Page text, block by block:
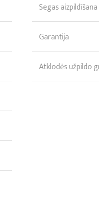
Segas aizpildīšana
Garantija
Atklodės užpildo